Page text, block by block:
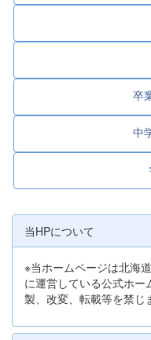
卒
中
当HPについて
※当ホームページは北海
に運営している公式ホ
製、改変、転載等を禁じ